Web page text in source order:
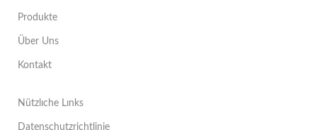
Produkte
Über Uns
Kontakt
Nützlıche Lınks
Datenschutzrichtlinie